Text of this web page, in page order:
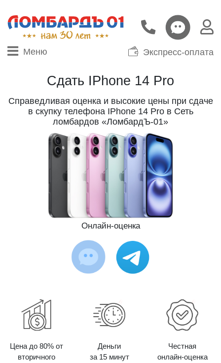
Меню Экспресс-оплата
Сдать IPhone 14 Pro
Справедливая оценка и высокие цены при сдаче
в скупку телефона IPhone 14 Pro в Сеть
ломбардов «ЛомбардЪ-01»
Онлайн-оценка
Цена до 80% от
вторичного
Деньги
за 15 минут
Честная
онлайн-оценка